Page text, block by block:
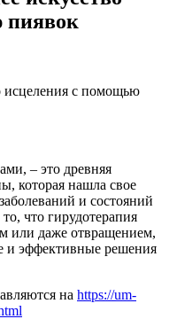
пиявок
исцеления с помощью
– это древняя
которая нашла свое
и состояний
что гирудотерапия
или даже отвращением,
и эффективные решения
на https://um-